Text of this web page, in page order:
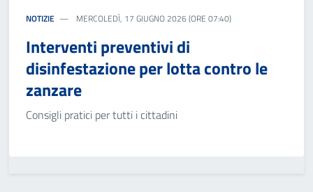
NOTIZIE MERCOLEDÌ, 17 GIUGNO 2026 (ORE 07:40)
Interventi preventivi di
disinfestazione per lotta contro le
zanzare
Consigli pratici per tutti i cittadini